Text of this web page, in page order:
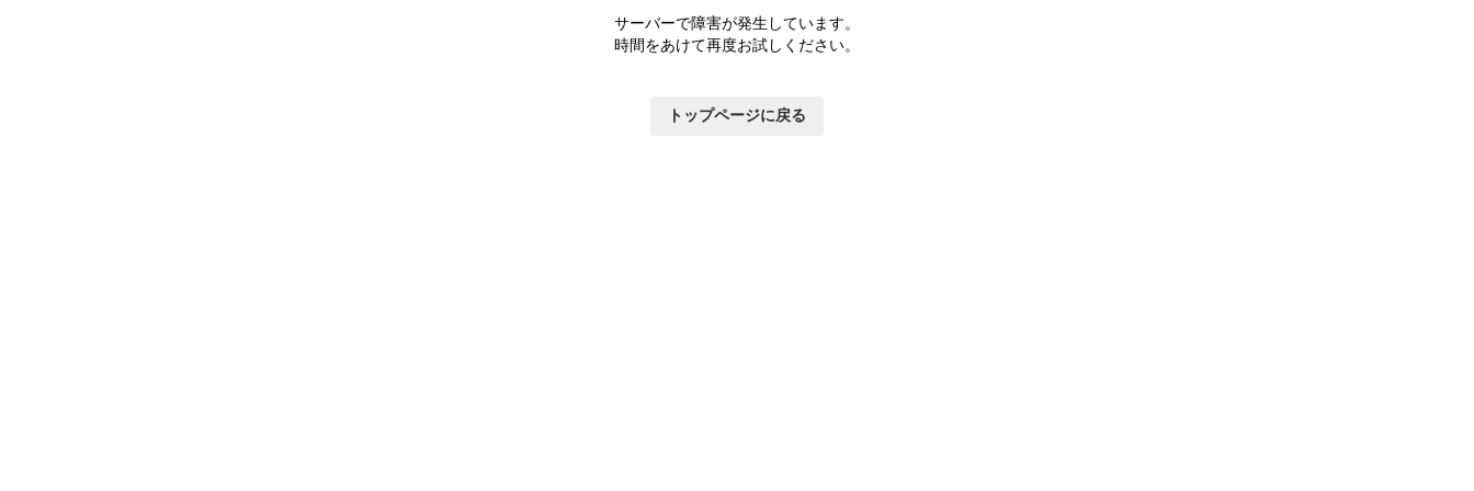
サーバーで障害が発生しています。
時間をあけて再度お試しください。
トップページに戻る